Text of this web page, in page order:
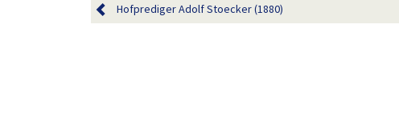
Hofprediger Adolf Stoecker (1880)